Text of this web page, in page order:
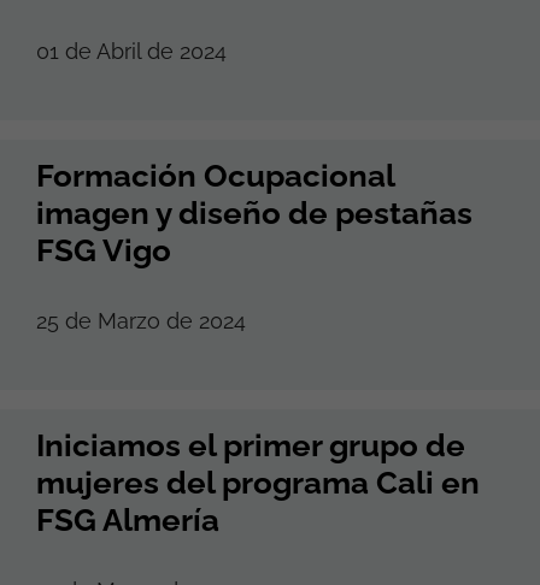
01 de Abril de 2024
Formación Ocupacional
imagen y diseño de pestañas
FSG Vigo
25 de Marzo de 2024
Iniciamos el primer grupo de
mujeres del programa Cali en
FSG Almería